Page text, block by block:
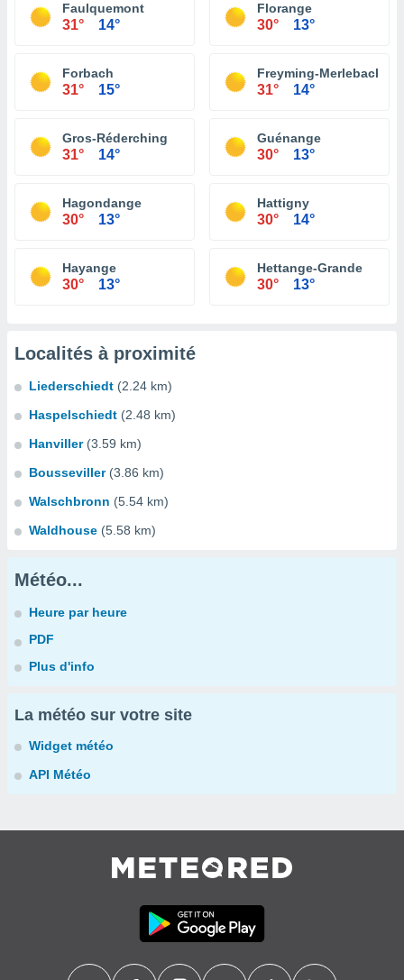
Faulquemont
31° 14°
Florange
30° 13°
Forbach
31° 15°
Freyming-Merlebach
31° 14°
Gros-Réderching
31° 14°
Guénange
30° 13°
Hagondange
30° 13°
Hattigny
30° 14°
Hayange
30° 13°
Hettange-Grande
30° 13°
Localités à proximité
Liederschiedt (2.24 km)
Haspelschiedt (2.48 km)
Hanviller (3.59 km)
Bousseviller (3.86 km)
Walschbronn (5.54 km)
Waldhouse (5.58 km)
Météo...
Heure par heure
PDF
Plus d'info
La météo sur votre site
Widget météo
API Météo